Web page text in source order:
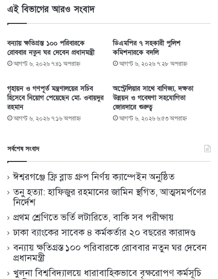
এই বিভাগের আরও সংবাদ
বন্যায় ক্ষতিগ্রস্ত ১০০ পরিবারকে
রোববার নতুন ঘর দেবেন প্রধানমন্ত্রী
আগস্ট ৬, ২০২৬ ৭:৪১ অপরাহ্ণ
ডিএমপির ৭ সহকারী পুলিশ
কমিশনারকে বদলি
আগস্ট ৬, ২০২৬ ৭:২৮ অপরাহ্ণ
গৃহায়ন ও গণপূর্ত মন্ত্রণালয়ের সচিব
হিসেবে নিয়োগ পেয়েছেন মো. ওবায়দুর
রহমান
আগস্ট ৬, ২০২৬ ৭:১৬ অপরাহ্ণ
অস্ট্রেলিয়ার সাথে বাণিজ্য, দক্ষতা
উন্নয়ন ও গবেষণা সহযোগিতা
জোরদারে গুরুত্ব
আগস্ট ৬, ২০২৬ ৬:৫৩ অপরাহ্ণ
সর্বশেষ সংবাদ
ঈশ্বরগঞ্জে ফ্রি ব্লাড গ্রুপ নির্ণয় ক্যাম্পেইন অনুষ্ঠিত
তনু হত্যা: হাফিজুর রহমানের জামিন স্থগিত, আত্মসমর্পণের
নির্দেশ
প্রথম শ্রেণিতে ভর্তি লটারিতে, বাকি সব পরীক্ষায়
ঢাকা ব্যাংকের সাবেক ৪ কর্মকর্তার ২০ বছরের কারাদণ্ড
বন্যায় ক্ষতিগ্রস্ত ১০০ পরিবারকে রোববার নতুন ঘর দেবেন
প্রধানমন্ত্রী
খুলনা বিশ্ববিদ্যালয়ে ধারাবাহিকভাবে বৃক্ষরোপণ কর্মসূচি